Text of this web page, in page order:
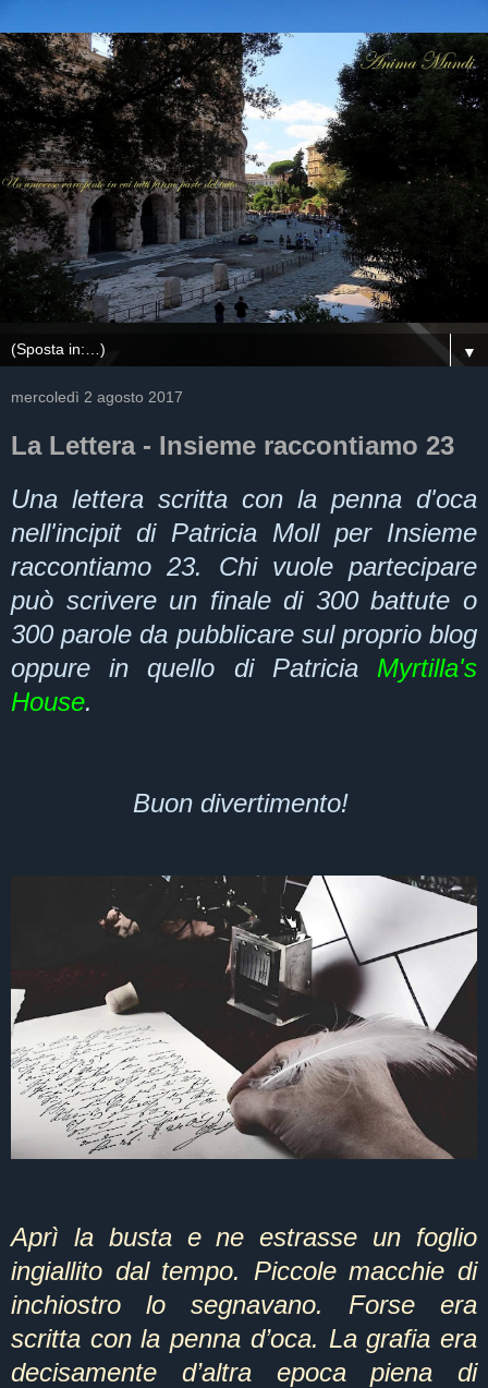
▼
mercoledì 2 agosto 2017
La Lettera - Insieme raccontiamo 23
Una lettera scritta con la penna d'oca
nell'incipit di Patricia Moll per Insieme
raccontiamo 23. Chi vuole partecipare
può scrivere un finale di 300 battute o
300 parole da pubblicare sul proprio blog
oppure in quello di Patricia
Myrtilla's
House.
Buon divertimento!
Aprì la busta e ne estrasse un foglio
ingiallito dal tempo. Piccole macchie di
inchiostro lo segnavano. Forse era
scritta con la penna d’oca. La grafia era
decisamente d’altra epoca piena di